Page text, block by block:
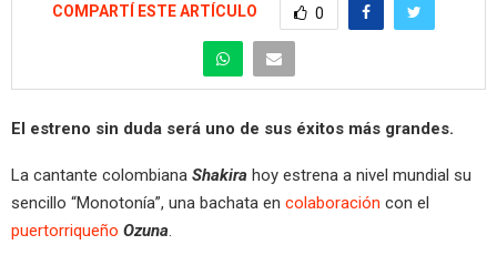
COMPARTÍ ESTE ARTÍCULO 0
El estreno sin duda será uno de sus éxitos más grandes.
La cantante colombiana Shakira hoy estrena a nivel mundial su
sencillo “Monotonía”, una bachata en colaboración con el
puertorriqueño Ozuna.